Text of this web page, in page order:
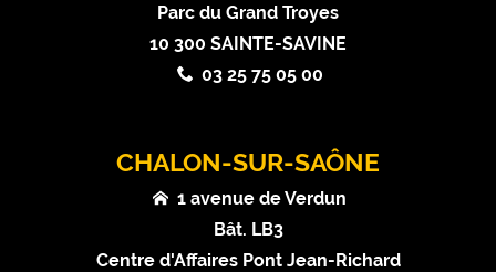
Parc du Grand Troyes
10 300 SAINTE-SAVINE
03 25 75 05 00
CHALON-SUR-SAÔNE
1 avenue de Verdun
Bât. LB3
Centre d'Affaires Pont Jean-Richard